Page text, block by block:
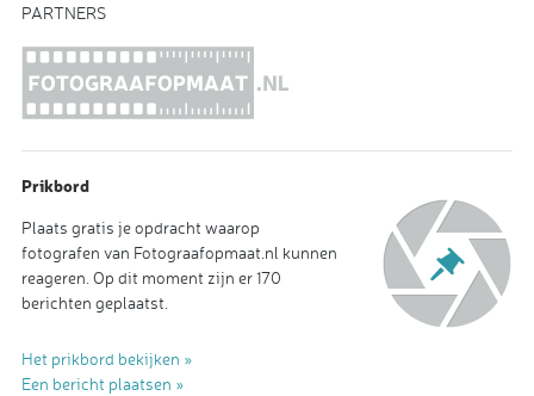
PARTNERS
Prikbord
Plaats gratis je opdracht waarop
fotografen van Fotograafopmaat.nl kunnen
reageren. Op dit moment zijn er 170
berichten geplaatst.
Het prikbord bekijken »
Een bericht plaatsen »